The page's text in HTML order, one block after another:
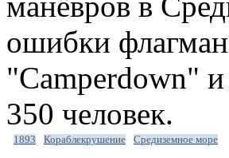
ошибки
"Сamperdown" и
350 человек.
1893 Кораблекрушение Средиземное море